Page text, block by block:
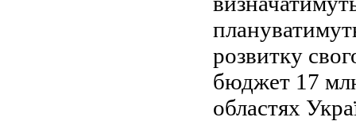
розвитку
бюджет 17
областях